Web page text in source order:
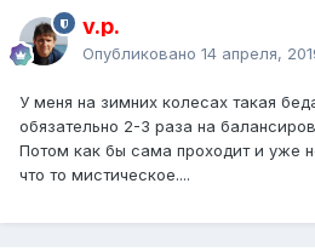
v.p.
Опубликовано 14 апреля,
У меня на зимних колесах такая
обязательно 2-3 раза на
Потом как бы сама проходит и уже
что то мистическое....